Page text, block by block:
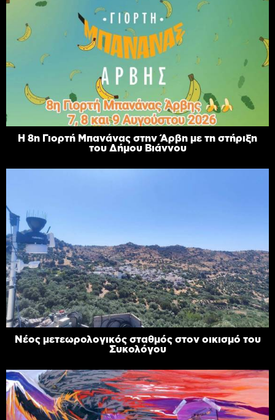
Η 8η Γιορτή Μπανάνας στην Άρβη με τη στήριξη
του Δήμου Βιάννου
Νέος μετεωρολογικός σταθμός στον οικισμό του
Συκολόγου